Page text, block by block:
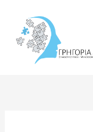
περιεχόμενο